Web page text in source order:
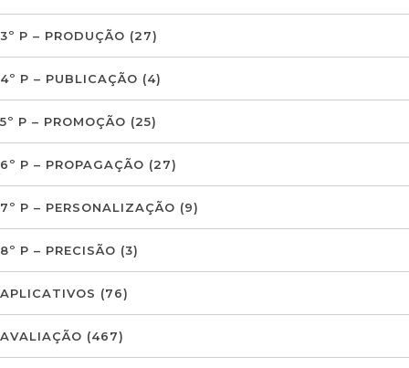
3º P – PRODUÇÃO (27)
4º P – PUBLICAÇÃO (4)
5º P – PROMOÇÃO (25)
6º P – PROPAGAÇÃO (27)
7º P – PERSONALIZAÇÃO (9)
8º P – PRECISÃO (3)
APLICATIVOS (76)
AVALIAÇÃO (467)